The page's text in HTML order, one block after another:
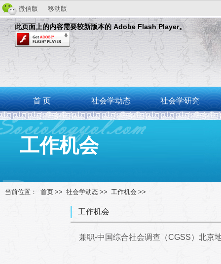
微信版 移动版
此页面上的内容需要较新版本的 Adobe Flash Player。
首 页 社会学动态 社会学研究
工作机会
当前位置： 首页 >> 社会学动态 >> 工作机会 >>
工作机会
兼职-中国综合社会调查（CGSS）北京